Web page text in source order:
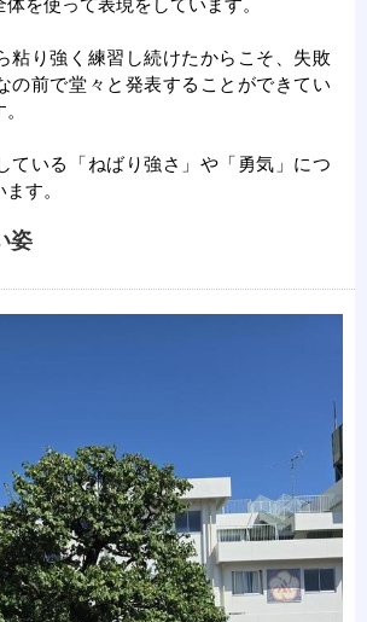
を使って表現をしています。
粘り強く練習し続けたからこそ、失敗
の前で堂々と発表することができてい
ている「ねばり強さ」や「勇気」につ
す。
姿